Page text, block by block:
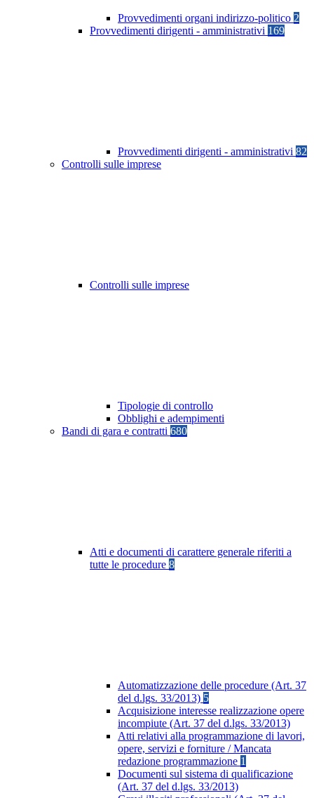
Provvedimenti organi indirizzo-politico 2
Provvedimenti dirigenti - amministrativi 169
Provvedimenti dirigenti - amministrativi 82
Controlli sulle imprese
Controlli sulle imprese
Tipologie di controllo
Obblighi e adempimenti
Bandi di gara e contratti 680
Atti e documenti di carattere generale riferiti a
tutte le procedure 8
Automatizzazione delle procedure (Art. 37
del d.lgs. 33/2013) 5
Acquisizione interesse realizzazione opere
incompiute (Art. 37 del d.lgs. 33/2013)
Atti relativi alla programmazione di lavori,
opere, servizi e forniture / Mancata
redazione programmazione 1
Documenti sul sistema di qualificazione
(Art. 37 del d.lgs. 33/2013)